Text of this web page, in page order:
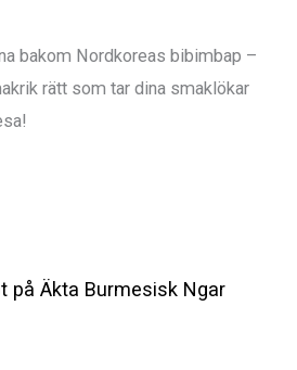
bakom Nordkoreas bibimbap –
rätt som tar dina smaklökar
på Äkta Burmesisk Ngar